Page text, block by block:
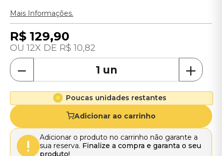
Mais Informações.
R$ 129,90
12 R$ 10,82
＋
－
Poucas unidades restantes
Adicionar ao carrinho
Adicionar o produto no carrinho não garante a
sua reserva. Finalize a compra e garanta o seu
produto!